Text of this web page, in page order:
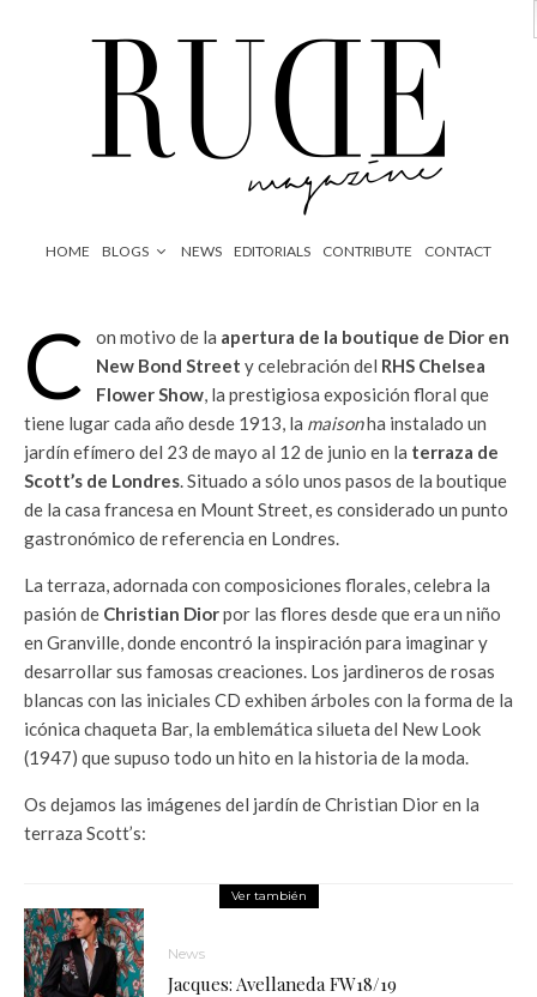
HOME BLOGS NEWS EDITORIALS CONTRIBUTE CONTACT
C on motivo de la apertura de la boutique de Dior en
New Bond Street y celebración del RHS Chelsea
Flower Show, la prestigiosa exposición floral que
tiene lugar cada año desde 1913, la maisonha instalado un
jardín efímero del 23 de mayo al 12 de junio en la terraza de
Scott’s de Londres. Situado a sólo unos pasos de la boutique
de la casa francesa en Mount Street, es considerado un punto
gastronómico de referencia en Londres.
La terraza, adornada con composiciones florales, celebra la
pasión de Christian Diorpor las flores desde que era un niño
en Granville, donde encontró la inspiración para imaginar y
desarrollar sus famosas creaciones. Los jardineros de rosas
blancas con las iniciales CD exhiben árboles con la forma de la
icónica chaqueta Bar, la emblemática silueta del New Look
(1947) que supuso todo un hito en la historia de la moda.
Os dejamos las imágenes del jardín de Christian Dior en la
terraza Scott’s:
Ver también
News
Jacques: Avellaneda FW18/19